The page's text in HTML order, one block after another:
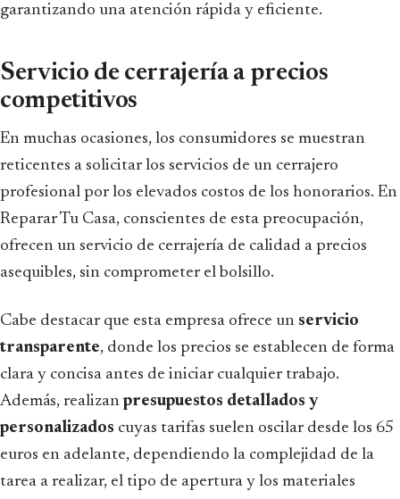
garantizando una atención rápida y eficiente.
Servicio de cerrajería a precios
competitivos
En muchas ocasiones, los consumidores se muestran
reticentes a solicitar los servicios de un cerrajero
profesional por los elevados costos de los honorarios. En
Reparar Tu Casa, conscientes de esta preocupación,
ofrecen un servicio de cerrajería de calidad a precios
asequibles, sin comprometer el bolsillo.
Cabe destacar que esta empresa ofrece un servicio
transparente, donde los precios se establecen de forma
clara y concisa antes de iniciar cualquier trabajo.
Además, realizanpresupuestos detallados y
personalizados cuyas tarifas suelen oscilar desde los 65
euros en adelante, dependiendo la complejidad de la
tarea a realizar, el tipo de apertura y los materiales